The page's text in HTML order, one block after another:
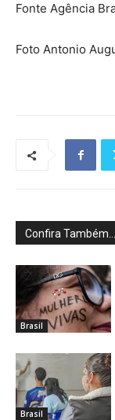
Fonte Agência
Foto Antonio
Confira Também...
Brasil
Brasil